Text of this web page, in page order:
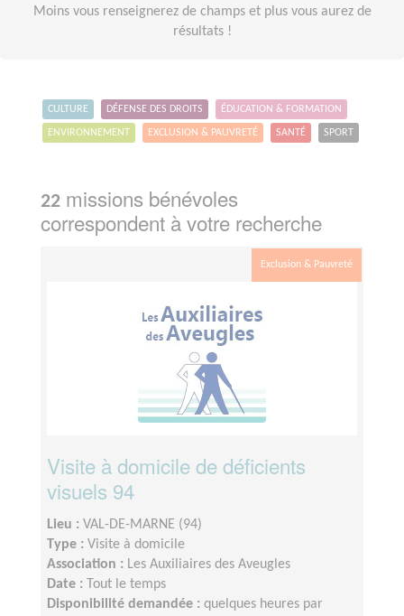
Moins vous renseignerez de champs et plus vous aurez de
résultats !
CULTURE DÉFENSE DES DROITS ÉDUCATION & FORMATION
ENVIRONNEMENT EXCLUSION & PAUVRETÉ SANTÉ SPORT
22 missions bénévoles
correspondent à votre recherche
Exclusion & Pauvreté
Visite à domicile de déficients
visuels 94
Lieu : VAL-DE-MARNE (94)
Type : Visite à domicile
Association : Les Auxiliaires des Aveugles
Date :
Tout le temps
Disponibilité demandée : quelques heures par